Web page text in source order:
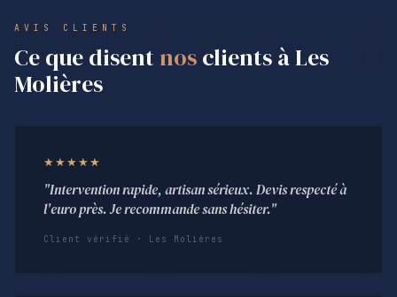
AVIS CLIENTS
Ce que disent nosclients à Les
Molières
★★★★★
"Intervention rapide, artisan sérieux. Devis respecté à
l'euro près. Je recommande sans hésiter."
Client vérifié · Les Molières